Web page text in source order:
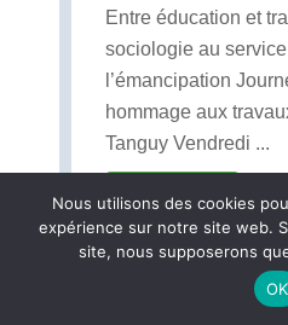
Entre éducation et
sociologie au
l’émancipation
hommage aux
Tanguy Vendredi ...
Nous utilisons des cookies
expérience sur notre site web.
site, nous supposerons
OK